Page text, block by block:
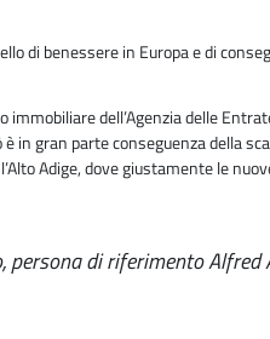
di benessere in Europa e di
dell’Agenzia delle
in gran parte conseguenza della
Adige, dove giustamente le
di riferimento Alfred